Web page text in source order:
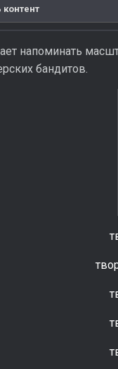
контент
напоминать
бандитов.